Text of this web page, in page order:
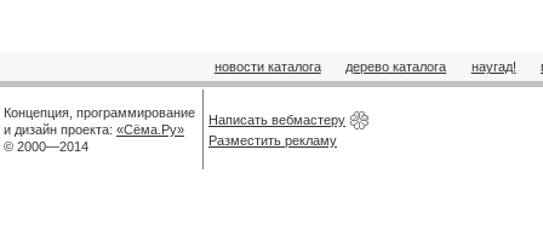
новости каталога дерево каталога наугад!
Концепция, программирование
и дизайн проекта: «Сёма.Ру»
© 2000—2014
Написать вебмастеру
Разместить рекламу